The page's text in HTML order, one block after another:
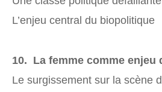
L’enjeu central du biopolitique
10. La femme comme enjeu
Le surgissement sur la scène